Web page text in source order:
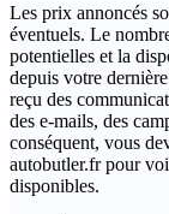
Les prix annoncés
éventuels. Le
potentielles et la
depuis votre
reçu des
des e-mails, des
conséquent, vous
autobutler.fr pour
disponibles.